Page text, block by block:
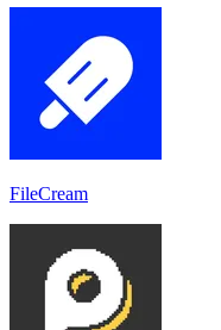
FileCream